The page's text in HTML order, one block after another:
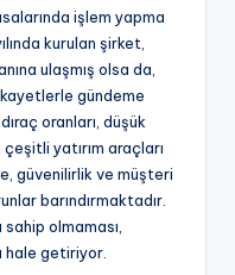
işlem yapma
kurulan şirket,
ulaşmış olsa da,
gündeme
oranları, düşük
yatırım araçları
güvenilirlik ve müşteri
barındırmaktadır.
olmaması,
hale getiriyor.